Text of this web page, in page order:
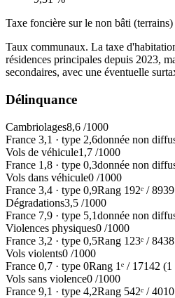
Taxe foncière sur le non bâti (terrains)
Taux communaux. La taxe
résidences principales depuis 2023,
secondaires, avec une éventuelle
Délinquance
Cambriolages8,6 /1000
France 3,1 · type 2,6donnée non
Vols de véhicule1,7 /1000
France 1,8 · type 0,3donnée non
Vols dans véhicule0 /1000
France 3,4 · type 0,9Rang 192ᵉ /8939
Dégradations3,5 /1000
France 7,9 · type 5,1donnée non
Violences physiques0 /1000
France 3,2 · type 0,5Rang 123ᵉ /8438
Vols violents0 /1000
France 0,7 · type 0Rang 1ᵉ / 17142 (1
Vols sans violence0 /1000
France 9,1 · type 4,2Rang 542ᵉ /4010